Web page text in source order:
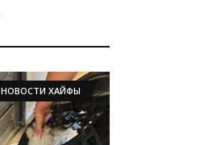
НОВОСТИ ХАЙФЫ